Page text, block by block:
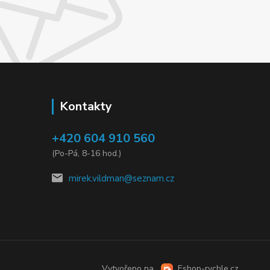
Kontakty
+420 604 910 560
(Po-Pá, 8-16 hod.)
mirek.vildman@seznam.cz